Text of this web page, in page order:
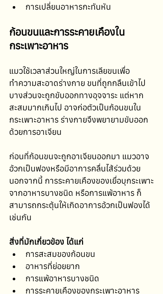
การเปลี่ยนอาหารกะทันหัน
ก้อนขนและการระคายเคืองใน
กระเพาะอาหาร
แมวใช้เวลาส่วนใหญ่ในการเลียขนเพื่อ
ทำความสะอาดร่างกาย ขนที่ถูกกลืนเข้าไป
บางส่วนจะถูกขับออกทางอุจจาระ แต่หาก
สะสมมากเกินไป อาจก่อตัวเป็นก้อนขนใน
กระเพาะอาหาร ร่างกายจึงพยายามขับออก
ด้วยการอาเจียน
ก่อนที่ก้อนขนจะถูกอาเจียนออกมา แมวอาจ
อ้วกเป็นฟองหรือมีอาการคลื่นไส้ร่วมด้วย
นอกจากนี้ การระคายเคืองของเยื่อบุกระเพาะ
จากอาหารบางชนิด หรือการแพ้อาหาร ก็
สามารถกระตุ้นให้เกิดอาการอ้วกเป็นฟองได้
เช่นกัน
สิ่งที่มักเกี่ยวข้อง ได้แก่
การสะสมของก้อนขน
อาหารที่ย่อยยาก
การแพ้อาหารบางชนิด
การระคายเคืองของกระเพาะอาหาร